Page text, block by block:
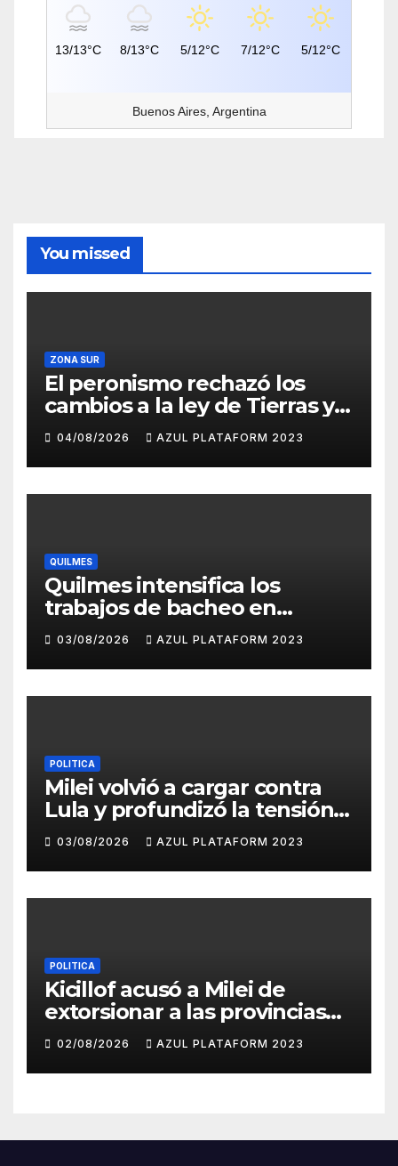
13/13°C 8/13°C 5/12°C 7/12°C 5/12°C
Buenos Aires, Argentina
You missed
ZONA SUR
El peronismo rechazó los
cambios a la ley de Tierras y
convocó a movilizarse el
jueves en contra del
Gobierno
04/08/2026 AZUL PLATAFORM 2023
QUILMES
Quilmes intensifica los
trabajos de bacheo en
distintos barrios
03/08/2026 AZUL PLATAFORM 2023
POLITICA
Milei volvió a cargar contra
Lula y profundizó la tensión
con Brasil
03/08/2026 AZUL PLATAFORM 2023
POLITICA
Kicillof acusó a Milei de
extorsionar a las provincias
para lograr su reelección
02/08/2026 AZUL PLATAFORM 2023